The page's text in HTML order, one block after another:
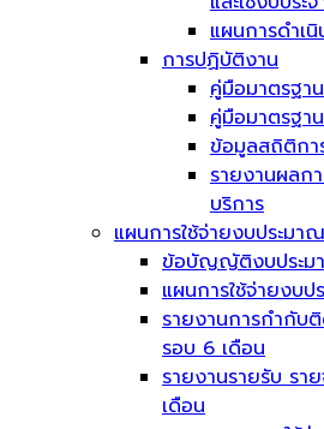
แผนการดำเ
การปฏิบัติงาน
คู่มือมาตรฐา
คู่มือมาตรฐา
ข้อมูลสถิติกา
รายงานผลก
บริการ
แผนการใช้จ่ายงบประมา
ข้อบัญญัติงบประม
แผนการใช้จ่ายงบป
รายงานการกำกับ
รอบ 6 เดือน
รายงานรายรับ รา
เดือน